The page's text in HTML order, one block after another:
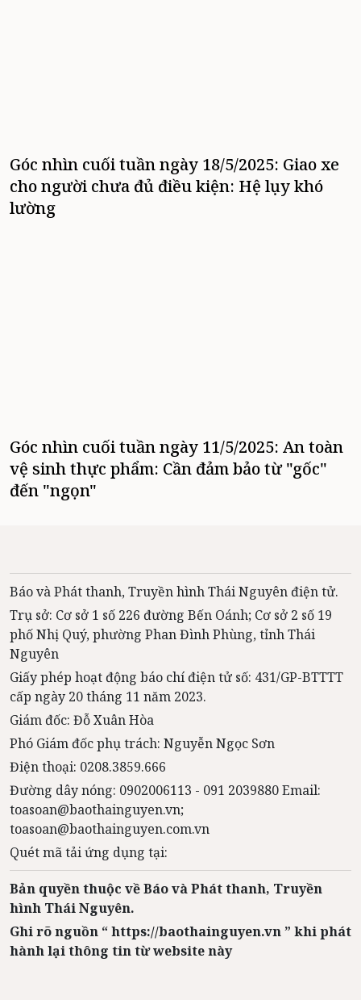
Góc nhìn cuối tuần ngày 18/5/2025: Giao xe
cho người chưa đủ điều kiện: Hệ lụy khó
lường
Góc nhìn cuối tuần ngày 11/5/2025: An toàn
vệ sinh thực phẩm: Cần đảm bảo từ "gốc"
đến "ngọn"
Báo và Phát thanh, Truyền hình Thái Nguyên điện tử.
Trụ sở: Cơ sở 1 số 226 đường Bến Oánh; Cơ sở 2 số 19
phố Nhị Quý, phường Phan Đình Phùng, tỉnh Thái
Nguyên
Giấy phép hoạt động báo chí điện tử số: 431/GP-BTTTT
cấp ngày 20 tháng 11 năm 2023.
Giám đốc: Đỗ Xuân Hòa
Phó Giám đốc phụ trách: Nguyễn Ngọc Sơn
Điện thoại: 0208.3859.666
Đường dây nóng: 0902006113 - 091 2039880 Email:
toasoan@baothainguyen.vn;
toasoan@baothainguyen.com.vn
Quét mã tải ứng dụng tại:
Bản quyền thuộc về Báo và Phát thanh, Truyền
hình Thái Nguyên.
Ghi rõ nguồn “ https://baothainguyen.vn ” khi phát
hành lại thông tin từ website này